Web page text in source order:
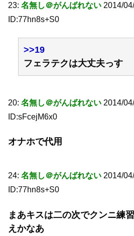
23: 名無し＠がんばれない 2014/
ID:77hn8s+S0
>>19
フェラテクは大丈夫っす
20: 名無し＠がんばれない 2014/
ID:sFcejM6x0
オナホで代用
24: 名無し＠がんばれない 2014/
ID:77hn8s+S0
まあキスは二の次でクンニ練
えかなあ